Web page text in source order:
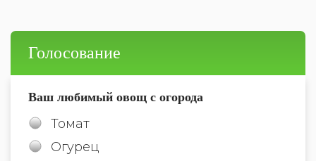
Голосование
Ваш любимый овощ с огорода
Томат
Огурец